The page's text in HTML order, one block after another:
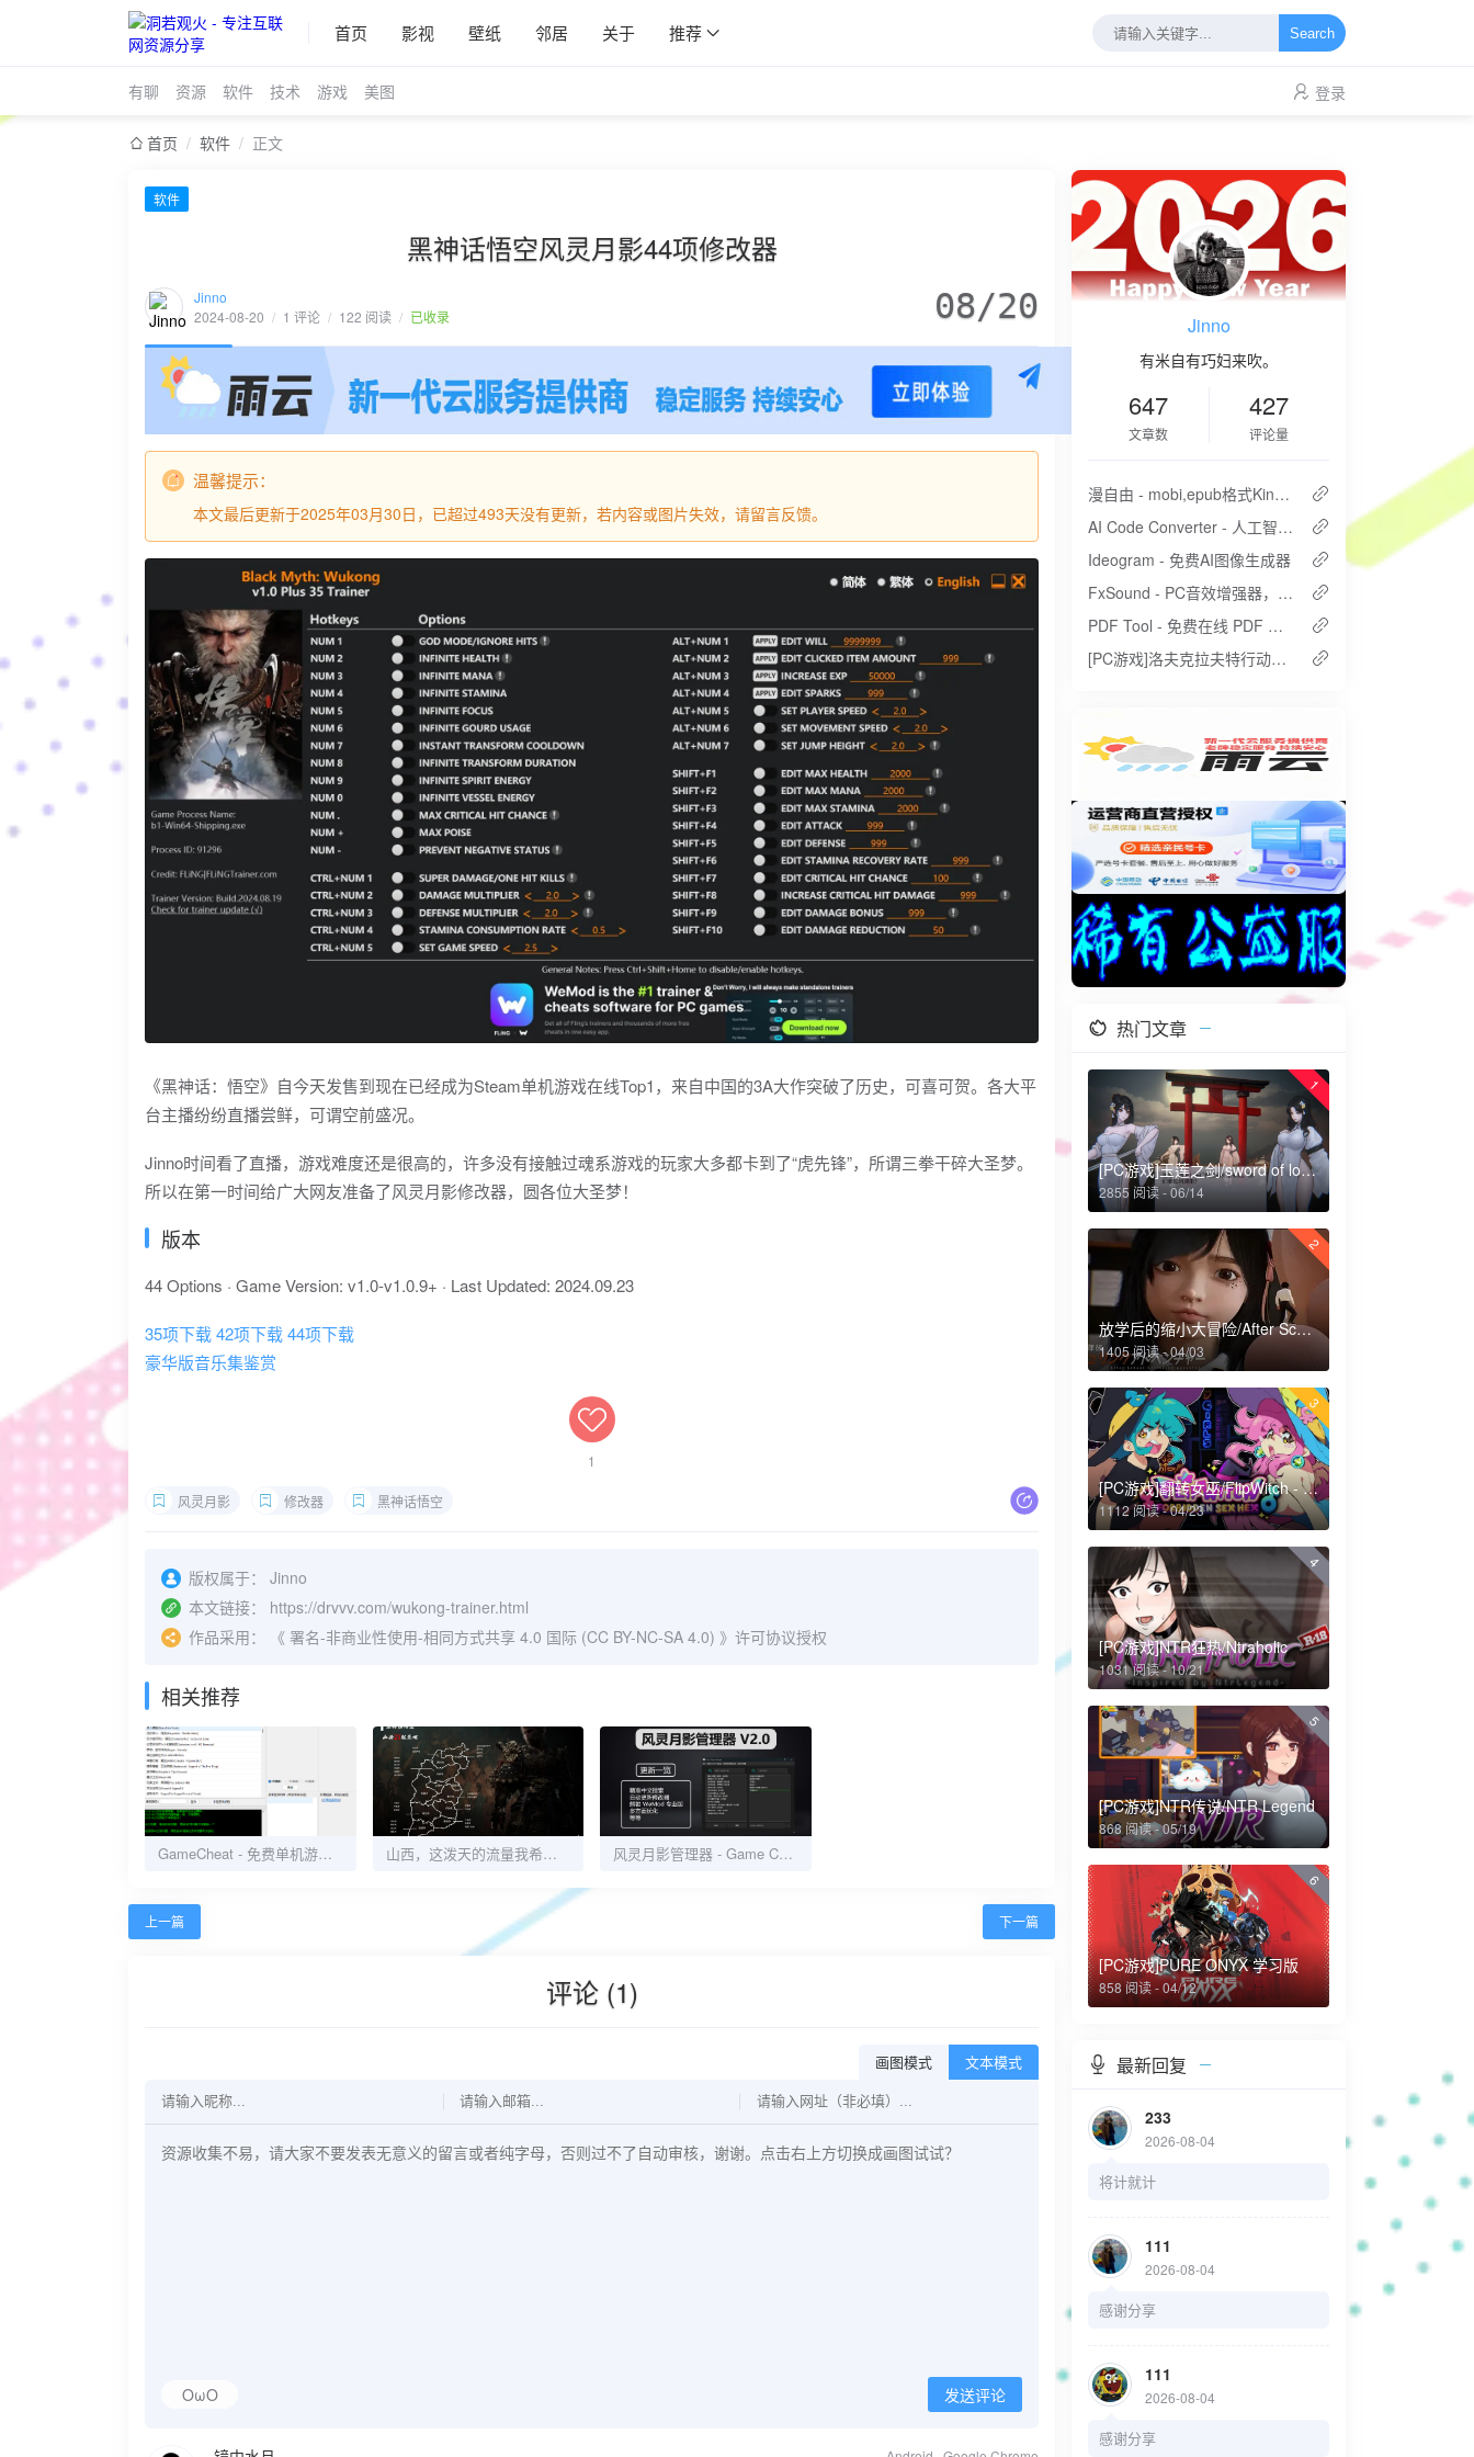
首页 影视 壁纸 邻居 关于 推荐 Search
有聊 资源 软件 技术 游戏 美图 登录
首页 / 软件 / 正文
软件
黑神话悟空风灵月影44项修改器
Jinno
2024-08-20 / 1 评论 / 122 阅读 / 已收录 08/20
温馨提示：
本文最后更新于2025年03月30日，已超过493天没有更新，若内容或图片失效，请留言反馈。
《黑神话：悟空》自今天发售到现在已经成为Steam单机游戏在线Top1，来自中国的3A大作突破了历史，可喜可贺。各大平
台主播纷纷直播尝鲜，可谓空前盛况。
Jinno时间看了直播，游戏难度还是很高的，许多没有接触过魂系游戏的玩家大多都卡到了“虎先锋”，所谓三拳干碎大圣梦。
所以在第一时间给广大网友准备了风灵月影修改器，圆各位大圣梦！
版本
44 Options · Game Version: v1.0-v1.0.9+ · Last Updated: 2024.09.23
35项下载42项下载44项下载
豪华版音乐集鉴赏
1
风灵月影 修改器 黑神话悟空
版权属于：
Jinno
本文链接：
https://drvvv.com/wukong-trainer.html
作品采用：
《 署名-非商业性使用-相同方式共享 4.0 国际 (CC BY-NC-SA 4.0) 》许可协议授权
相关推荐
GameCheat - 免费单机游戏修改器 山西，这泼天的流量我希望你接住。 风灵月影管理器 - Game Cheats Manager
上一篇 下一篇
评论 (1)
画图模式 文本模式
OωO 发送评论
Jinno
有米自有巧妇来吹。
647
文章数
427
评论量
漫自由 - mobi,epub格式Kindle漫画下载
AI Code Converter - 人工智能代码翻译器
Ideogram - 免费AI图像生成器
FxSound - PC音效增强器，一个软件，轻松提升数倍音质
PDF Tool - 免费在线 PDF 编辑器
[PC游戏]洛夫克拉夫特行动：堕落玩偶
热门文章
1
[PC游戏]玉莲之剑/sword of lotus
2855 阅读 - 06/14
2
放学后的缩小大冒险/After School Shrinking Adventure
1405 阅读 - 04/03
3
[PC游戏]翻转女巫/FlipWitch - Forbidden Sex Hex
1112 阅读 - 04/23
4
[PC游戏]NTR狂热/Ntraholic
1031 阅读 - 10/21
5
[PC游戏]NTR传说/NTR Legend
868 阅读 - 05/19
6
[PC游戏]PURE ONYX 学习版
858 阅读 - 04/12
最新回复
233
2026-08-04
将计就计
111
2026-08-04
感谢分享
111
2026-08-04
感谢分享